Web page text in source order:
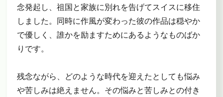
念発起し、祖国と家族に別れを告げてスイスに移住
しました。同時に作風が変わった彼の作品は穏やか
で優しく、誰かを励ますためにあるようなものばか
りです。
残念ながら、どのような時代を迎えたとしても悩み
や苦しみは絶えません。その悩みと苦しみとの付き